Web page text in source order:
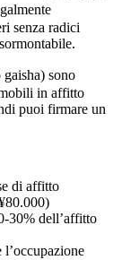
senza radici
sono
in affitto
puoi firmare un
di affitto
30% dell’affitto